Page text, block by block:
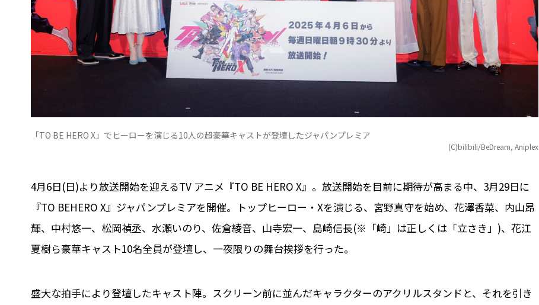
「TO BE HERO X」でヒーローを演じる10⼈の超豪華キャストが登壇したジャパンプレミア
(C)bilibili/BeDream, Aniplex
4⽉6⽇(⽇)より放送開始を迎えるTV アニメ『TO BE HERO X』。放送開始を⽬前に期待が⾼まる中、3⽉29⽇に
『TO BEHERO X』ジャパンプレミアを開催。トップヒーロー・Xを演じる、宮野真守を始め、花澤⾹菜、内⼭昂
輝、中村悠⼀、松岡禎丞、⽔瀬いのり、佐倉綾⾳、⼭寺宏⼀、島崎信⻑(※「崎」は正しくは「立さき」)、花江
夏樹ら豪華キャスト10名全員が登壇し、⼀夜限りの舞台挨拶を⾏った。
盛⼤な拍⼿により登壇したキャスト陣。スクリーン前に並んだキャラクターのアクリルスタンドと、それを引き